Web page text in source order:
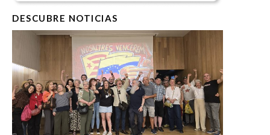
DESCUBRE NOTICIAS